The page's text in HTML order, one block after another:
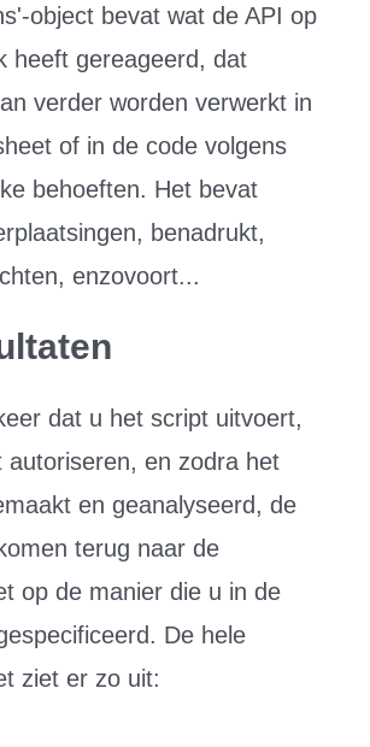
object bevat wat de API op
heeft gereageerd, dat
verder worden verwerkt in
of in de code volgens
behoeften. Het bevat
benadrukt,
enzovoort...
dat u het script uitvoert,
autoriseren, en zodra het
en geanalyseerd, de
terug naar de
op de manier die u in de
De hele
ziet er zo uit: